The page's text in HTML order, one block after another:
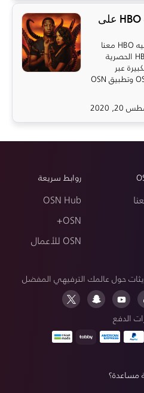
اكتشف أقوى مسلسلات HBO على
اكتشف جديد أعمال عملاق الترفيه HBO معنا
الآن وشاهد أجدد مسلسلات HBO الحصرية
عبر
منصاتنا الرقمية OSN OnDemand وتطبيق OSN
2020
روابط سريعة
OSN Hub
OSN+
OSN للأعمال
حول عالمك الترفيهي المفضل
الدفع
مساعدة؟